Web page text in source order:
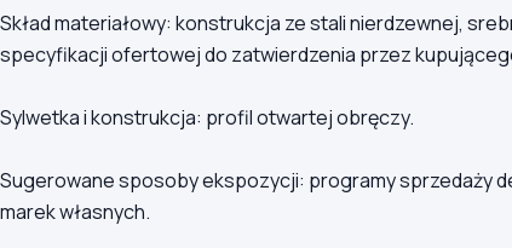
Skład materiałowy: konstrukcja ze stali nierdzewnej,
specyfikacji ofertowej do zatwierdzenia przez
Sylwetka i konstrukcja: profil otwartej obręczy.
Sugerowane sposoby ekspozycji: programy sprzedaży
marek własnych.